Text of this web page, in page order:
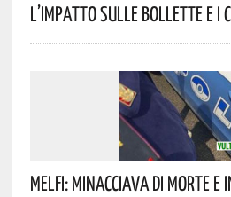
L’impatto Sulle Bollette E I
Melfi: Minacciava Di Morte E